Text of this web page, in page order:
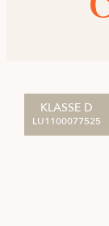
KLASSE D
LU1100077525